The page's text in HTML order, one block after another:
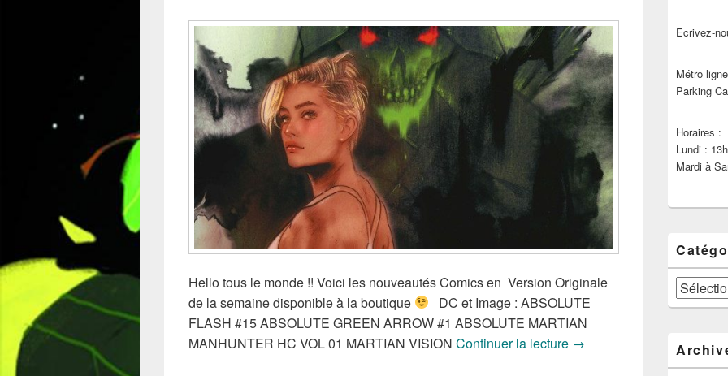
Hello tous le monde !! Voici les nouveautés Comics en Version Originale
de la semaine disponible à la boutique
DC et Image : ABSOLUTE
FLASH #15 ABSOLUTE GREEN ARROW #1 ABSOLUTE MARTIAN
MANHUNTER HC VOL 01 MARTIAN VISION Continuer la lecture Sortie des comics VO de
→
Ecrivez-
Métro
Parking
Horaires :
Lundi :
Mardi à
Catégories